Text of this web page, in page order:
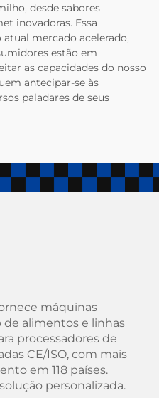
desde sabores
inovadoras. Essa
mercado acelerado,
estão em
as capacidades do nosso
antecipar-se às
paladares de seus
máquinas
de alimentos e linhas
processadores de
CE/ISO, com mais
em 118 países.
personalizada.